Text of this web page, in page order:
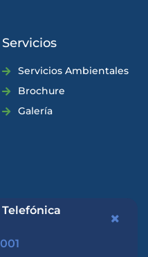
Servicios
Servicios Ambientales
Brochure
Galería